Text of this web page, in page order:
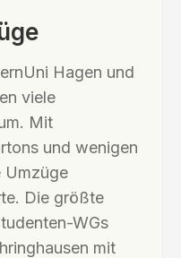
Hagen und
viele
Mit
und wenigen
Umzüge
Die größte
WGs
mit